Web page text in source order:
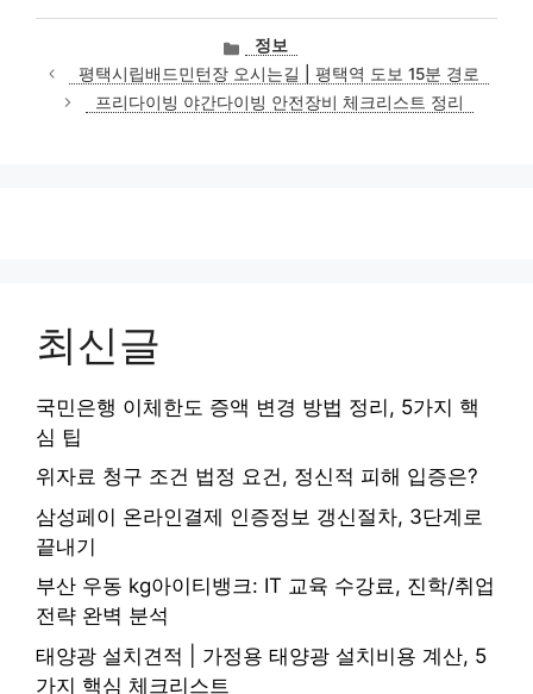
카
테
고
리
정보
평택시립배드민턴장 오시는길 | 평택역 도보 15분 경로
프리다이빙 야간다이빙 안전장비 체크리스트 정리
최신글
국민은행 이체한도 증액 변경 방법 정리, 5가지 핵
심 팁
위자료 청구 조건 법정 요건, 정신적 피해 입증은?
삼성페이 온라인결제 인증정보 갱신절차, 3단계로
끝내기
부산 우동 kg아이티뱅크: IT 교육 수강료, 진학/취업
전략 완벽 분석
태양광 설치견적 | 가정용 태양광 설치비용 계산, 5
가지 핵심 체크리스트